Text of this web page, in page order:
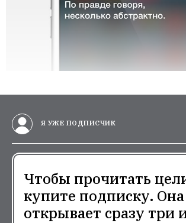
Я УЖЕ ПОДПИСЧИК
Чтобы прочитать
купите подписку. Она
открывает сразу три